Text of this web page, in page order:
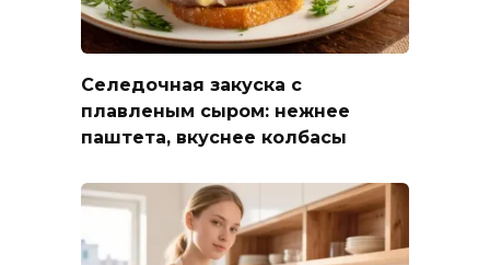
Селедочная закуска с
плавленым сыром: нежнее
паштета, вкуснее колбасы